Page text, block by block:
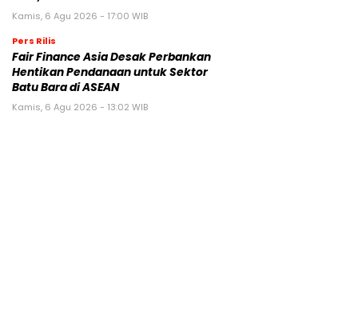
Kamis, 6 Agu 2026 - 17:00 WIB
Pers Rilis
Fair Finance Asia Desak Perbankan
Hentikan Pendanaan untuk Sektor
Batu Bara di ASEAN
Kamis, 6 Agu 2026 - 13:02 WIB